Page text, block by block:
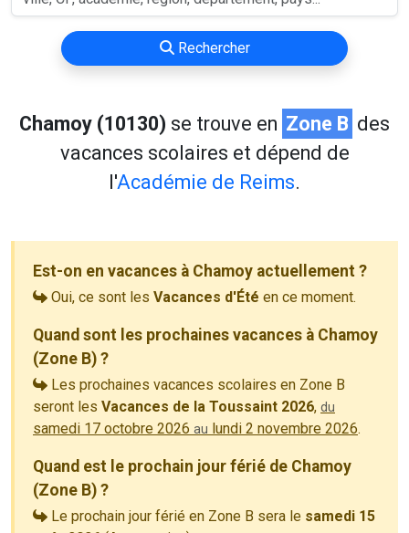
Rechercher
Chamoy (10130) se trouve en Zone B des
vacances scolaires et dépend de
l'Académie de Reims.
Est-on en vacances à Chamoy actuellement ?
Oui, ce sont les Vacances d'Été en ce moment.
Quand sont les prochaines vacances à Chamoy
(Zone B) ?
Les prochaines vacances scolaires en Zone B
seront les Vacances de la Toussaint 2026, du
samedi 17 octobre 2026 au lundi 2 novembre 2026.
Quand est le prochain jour férié de Chamoy
(Zone B) ?
Le prochain jour férié en Zone B sera le samedi 15